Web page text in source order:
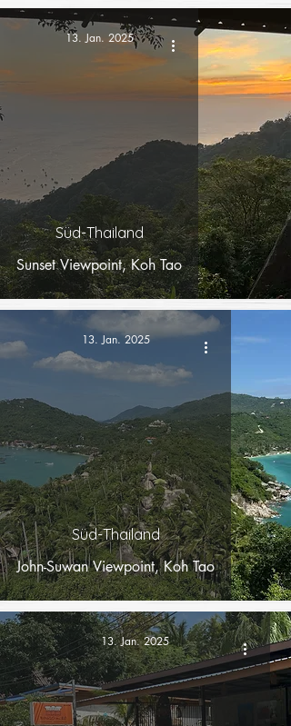
Sunset Viewpoint, Koh Tao
Süd-Thailand
13. Jan. 2025
John-Suwan Viewpoint, Koh Tao
Süd-Thailand
13. Jan. 2025
13. Jan. 2025